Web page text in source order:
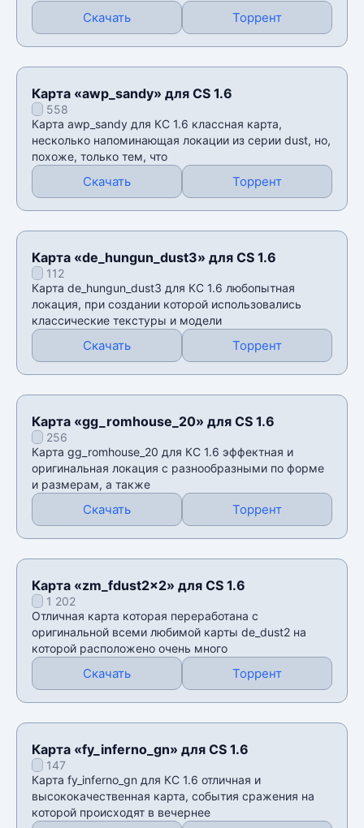
Скачать Торрент
Карта «awp_sandy» для CS 1.6
558
Карта awp_sandy для КС 1.6 классная карта,
несколько напоминающая локации из серии dust, но,
похоже, только тем, что
Скачать Торрент
Карта «de_hungun_dust3» для CS 1.6
112
Карта de_hungun_dust3 для КС 1.6 любопытная
локация, при создании которой использовались
классические текстуры и модели
Скачать Торрент
Карта «gg_romhouse_20» для CS 1.6
256
Карта gg_romhouse_20 для КС 1.6 эффектная и
оригинальная локация с разнообразными по форме
и размерам, а также
Скачать Торрент
Карта «zm_fdust2x2» для CS 1.6
1 202
Отличная карта которая переработана с
оригинальной всеми любимой карты de_dust2 на
которой расположено очень много
Скачать Торрент
Карта «fy_inferno_gn» для CS 1.6
147
Карта fy_inferno_gn для КС 1.6 отличная и
высококачественная карта, события сражения на
которой происходят в вечернее